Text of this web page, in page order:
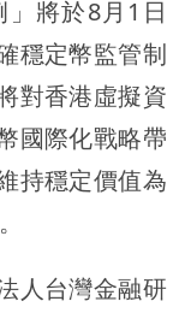
將於8月1日
穩定幣監管制
對香港虛擬資
國際化戰略帶
持穩定價值為
人台灣金融研